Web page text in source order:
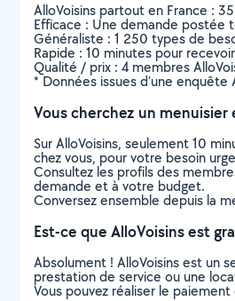
AlloVoisins partout en France :
Efficace : Une demande postée
Généraliste : 1 250 types de
Rapide : 10 minutes pour
Qualité / prix : 4 membres
* Données issues d’une
Vous cherchez un menuisier
Sur AlloVoisins, seulement 10
chez vous, pour votre besoin
Consultez les profils des
demande et à votre budget.
Conversez ensemble depuis la
Est-ce que AlloVoisins est
Absolument ! AlloVoisins est un
prestation de service ou une
Vous pouvez réaliser le